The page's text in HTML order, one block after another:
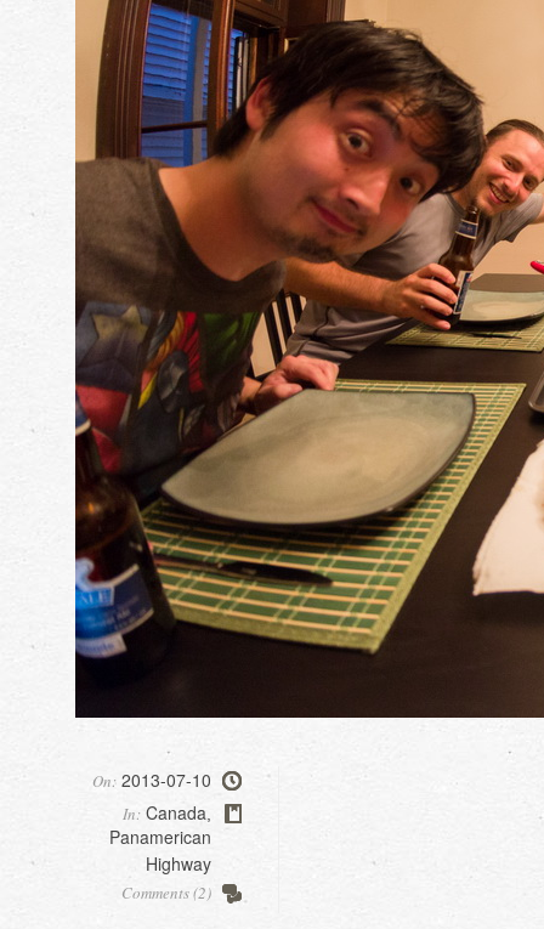
On: 2013-07-10
In: Canada
Panamerican
Highway
Comments (2)